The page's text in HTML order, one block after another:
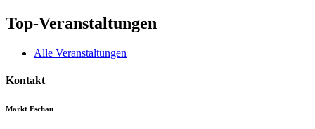
Top-Veranstaltungen
Alle Veranstaltungen
Kontakt
Markt Eschau